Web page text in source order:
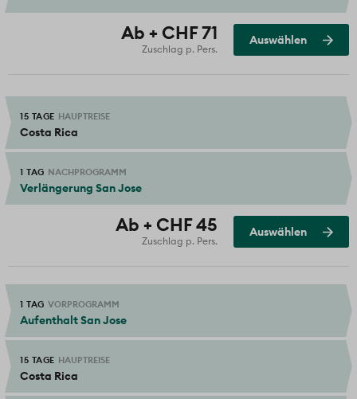
Ab + CHF 71
Zuschlag p. Pers.
Auswählen
15 TAGE HAUPTREISE
Costa Rica
1 TAG NACHPROGRAMM
Verlängerung San Jose
Ab + CHF 45
Zuschlag p. Pers.
Auswählen
1 TAG VORPROGRAMM
Aufenthalt San Jose
15 TAGE HAUPTREISE
Costa Rica